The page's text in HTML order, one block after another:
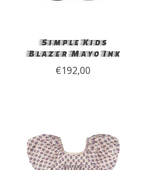
Simple Kids
Blazer Mayo Ink
€192,00